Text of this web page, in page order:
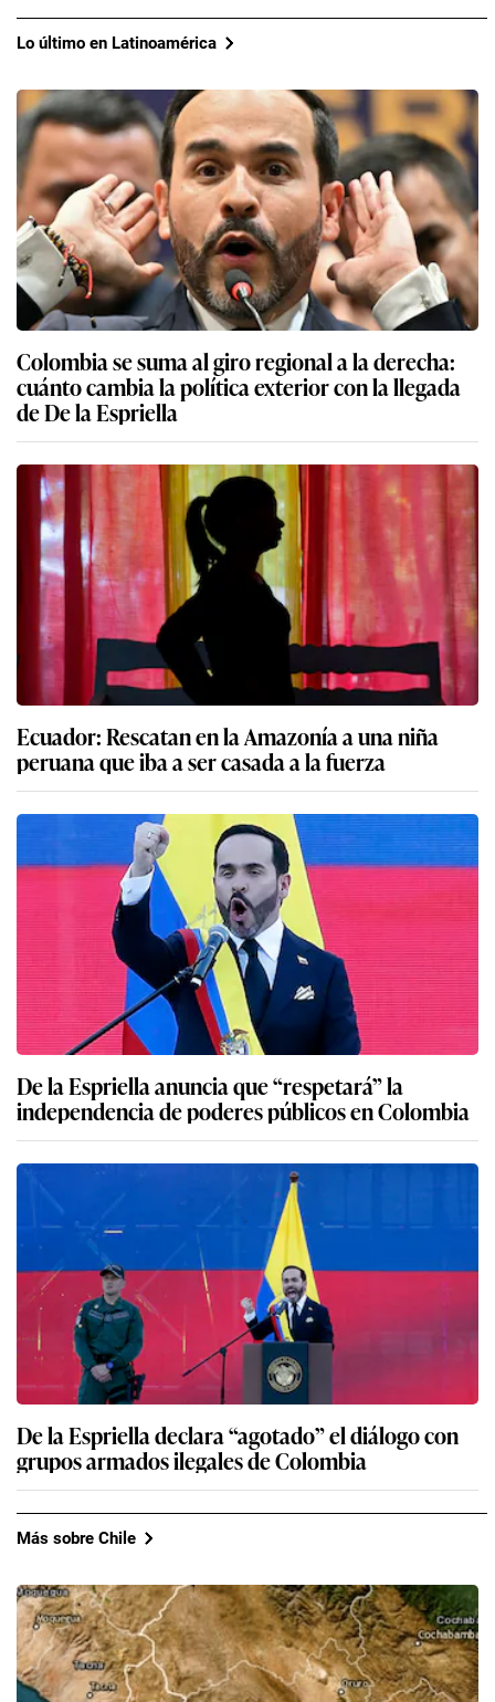
Lo último en Latinoamérica
Colombia se suma al giro regional a la derecha:
cuánto cambia la política exterior con la llegada
de De la Espriella
Ecuador: Rescatan en la Amazonía a una niña
peruana que iba a ser casada a la fuerza
De la Espriella anuncia que “respetará” la
independencia de poderes públicos en Colombia
De la Espriella declara “agotado” el diálogo con
grupos armados ilegales de Colombia
Más sobre Chile